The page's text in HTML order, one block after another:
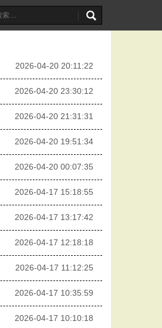
2026-04-20 20:11:22
2026-04-20 23:30:12
2026-04-20 21:31:31
2026-04-20 19:51:34
2026-04-20 00:07:35
2026-04-17 15:18:55
2026-04-17 13:17:42
2026-04-17 12:18:18
2026-04-17 11:12:25
2026-04-17 10:35:59
2026-04-17 10:10:18